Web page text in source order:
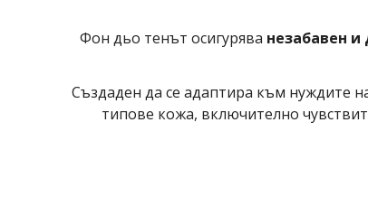
Фон дьо тенът осигурява незабавен
Създаден да се адаптира към нуждите
типове кожа, включително